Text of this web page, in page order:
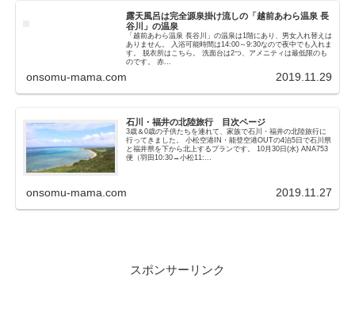
露天風呂は完全源泉掛け流しの「越前あわら温泉 長
谷川」の温泉
「越前あわら温泉 長谷川」の温泉は1階にあり、男女入れ替えは
ありません。 入浴可能時間は14:00～9:30なので夜中でも入れま
す。 脱衣所はこちら。 洗面台は2つ、アメニティは最低限のも
のです。 赤...
onsomu-mama.com 2019.11.29
石川・福井の北陸旅行 目次ページ
3歳＆0歳の子供たちを連れて、家族で石川・福井の北陸旅行に
行ってきました。 小松空港IN・能登空港OUTの4泊5日で石川県
と福井県を下から北上するプランです。 10月30日(水) ANA753
便（羽田10:30→小松11:...
onsomu-mama.com 2019.11.27
スポンサーリンク